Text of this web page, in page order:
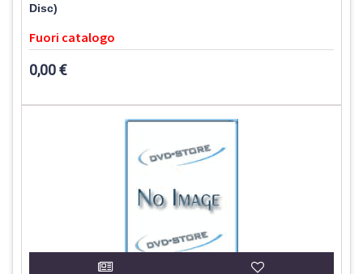
Disc)
Fuori catalogo
0,00 €